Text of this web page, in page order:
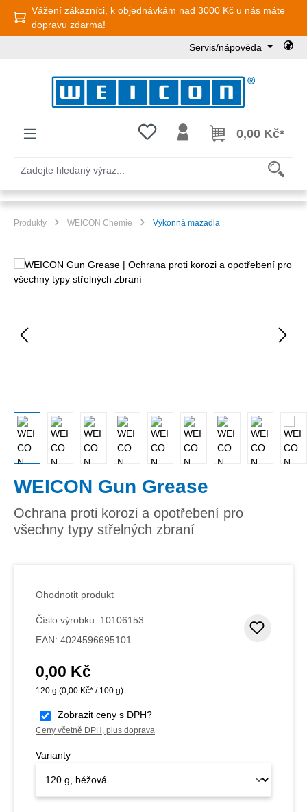
Přejít na hlavní obsah
Vážení zákazníci, k objednávkám nad 3000 Kč u nás máte
dopravu zdarma!
Servis/nápověda
Máte 0 položky v seznamu přání
0,00 Kč*
Produkty WEICON Chemie Výkonná mazadla
Přeskočit galerii obrázků
WEICON Gun Grease
Ochrana proti korozi a opotřebení pro
všechny typy střelných zbraní
Ohodnotit produkt
Číslo výrobku: 10106153
EAN: 4024596695101
Běžná cena:
0,00 Kč
120 g (0,00 Kč* / 100 g)
Zobrazit ceny s DPH?
Ceny včetně DPH, plus doprava
Varianty